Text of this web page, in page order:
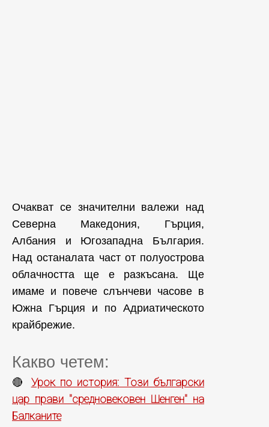
Очакват се значителни валежи над
Северна Македония, Гърция,
Албания и Югозападна България.
Над останалата част от полуострова
облачността ще е разкъсана. Ще
имаме и повече слънчеви часове в
Южна Гърция и по Адриатическото
крайбрежие.
Какво четем:
🔴 Урок по история: Този български
цар прави "средновековен Шенген" на
Балканите